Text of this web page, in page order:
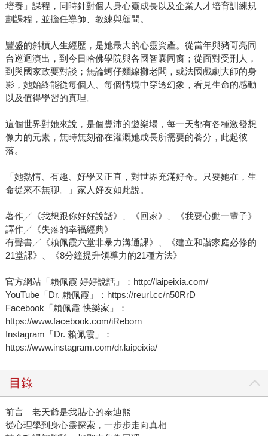
培養」課程，同時針對個人身心靈成長以及企業人才培育訓練規
劃課程，並擔任導師、教練與顧問。
豐盛的斜槓人生經歷，是她最大的心靈資產。從當年與豬哥亮同
台巡迴演出，到今日哈佛學院與各國智囊同窗；從面對受刑人，
到與國家政要對談；無論蚵仔麵線攤老闆，或法國戲劇大師的身
影，她始終能從每個人、每個情境中穿透幻象，看見生命的感動
以及值得學習的真理。
這個世界對她來說，是個豐沛的遊樂場，每一天都有各種激發想
像力的元素，無時無刻都在灌溉她成長所需要的養分，此起彼
落。
「她熱情、有趣、好學又正直，對世界充滿好奇。只要她在，生
命從來不無聊。」家人好友如此說。
著作╱《我想跟你好好說話》、《回家》、《我要心動一輩子》
譯作╱《失落的幸福經典》
有聲書╱《賴佩霞六堂非暴力溝通課》、《建立和諧家庭必修的
21堂課》、《8分鐘提升領導力的21種方法》
官方網站「賴佩霞 好好說話」：http://laipeixia.com/
YouTube「Dr. 賴佩霞」：https://reurl.cc/n50RrD
Facebook「賴佩霞 快樂家」：
https://www.facebook.com/iReborn
Instagram「Dr. 賴佩霞」：
https://www.instagram.com/dr.laipeixia/
目錄
前言 老天爺是我貼心的泰迪熊
從心理學到身心靈探索，一步步走向真相